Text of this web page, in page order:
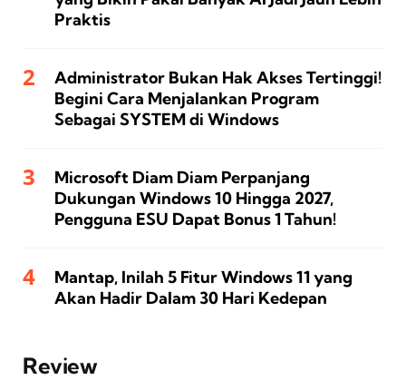
Praktis
Administrator Bukan Hak Akses Tertinggi!
Begini Cara Menjalankan Program
Sebagai SYSTEM di Windows
Microsoft Diam Diam Perpanjang
Dukungan Windows 10 Hingga 2027,
Pengguna ESU Dapat Bonus 1 Tahun!
Mantap, Inilah 5 Fitur Windows 11 yang
Akan Hadir Dalam 30 Hari Kedepan
Review